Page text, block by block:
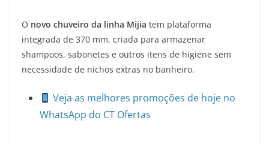
O novo chuveiro da linha Mijia tem plataforma
integrada de 370 mm, criada para armazenar
shampoos, sabonetes e outros itens de higiene sem
necessidade de nichos extras no banheiro.
Veja as melhores promoções de hoje no
WhatsApp do CT Ofertas